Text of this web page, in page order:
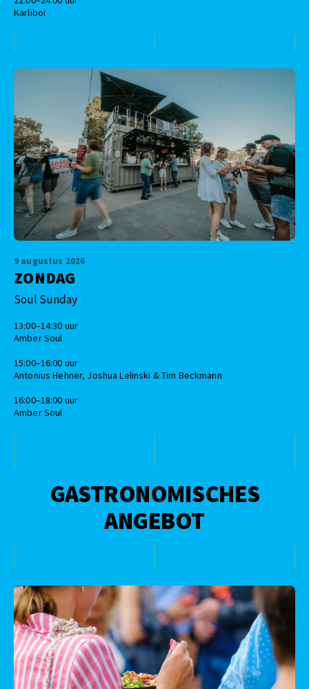
Karliboi
9 augustus 2026
ZONDAG
Soul Sunday
13:00–14:30 uur
Amber Soul
15:00–16:00 uur
Antonius Hehner, Joshua Lelinski & Tim Beckmann
16:00–18:00 uur
Amber Soul
GASTRONOMISCHES
ANGEBOT